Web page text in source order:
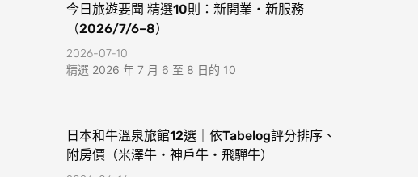
今日旅遊要聞 精選10則：新開業・新服務
（2026/7/6–8）
2026-07-10
精選 2026 年 7 月 6 至 8 日的 10
日本和牛溫泉旅館12選｜依Tabelog評分排序、
附房價（米澤牛・神戶牛・飛驒牛）